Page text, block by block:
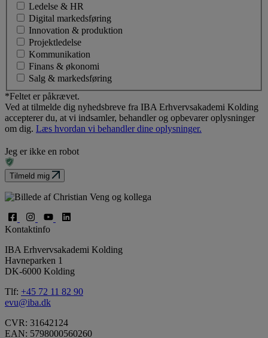
Ledelse & HR
Digital markedsføring
Innovation & produktion
Projektledelse
Kommunikation
Finans & økonomi
Salg & markedsføring
*Feltet er påkrævet.
Ved at tilmelde dig nyhedsbreve fra IBA Erhvervsakademi Kolding
accepterer du, at vi indsamler, behandler og opbevarer oplysninger
om dig. Læs hvordan vi behandler dine oplysninger.
Jeg er ikke en robot
Tilmeld mig
Kontaktinfo
IBA Erhvervsakademi Kolding
Havneparken 1
DK-6000 Kolding
Tlf: +45 72 11 82 90
evu@iba.dk
CVR: 31642124
EAN: 5798000560260